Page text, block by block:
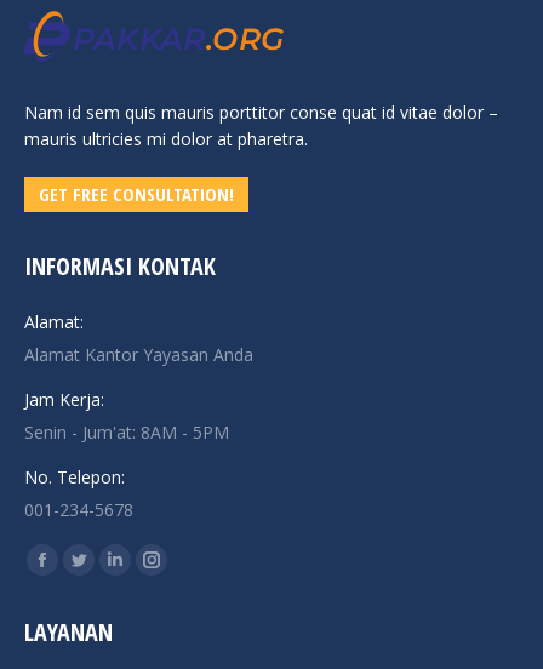
Nam id sem quis mauris porttitor conse quat id vitae dolor –
mauris ultricies mi dolor at pharetra.
GET FREE CONSULTATION!
INFORMASI KONTAK
Alamat:
Alamat Kantor Yayasan Anda
Jam Kerja:
Senin - Jum'at: 8AM - 5PM
No. Telepon:
001-234-5678
Find us on:
Facebook
opens
Twitter
opens
LinkedinInstagram
LAYANAN